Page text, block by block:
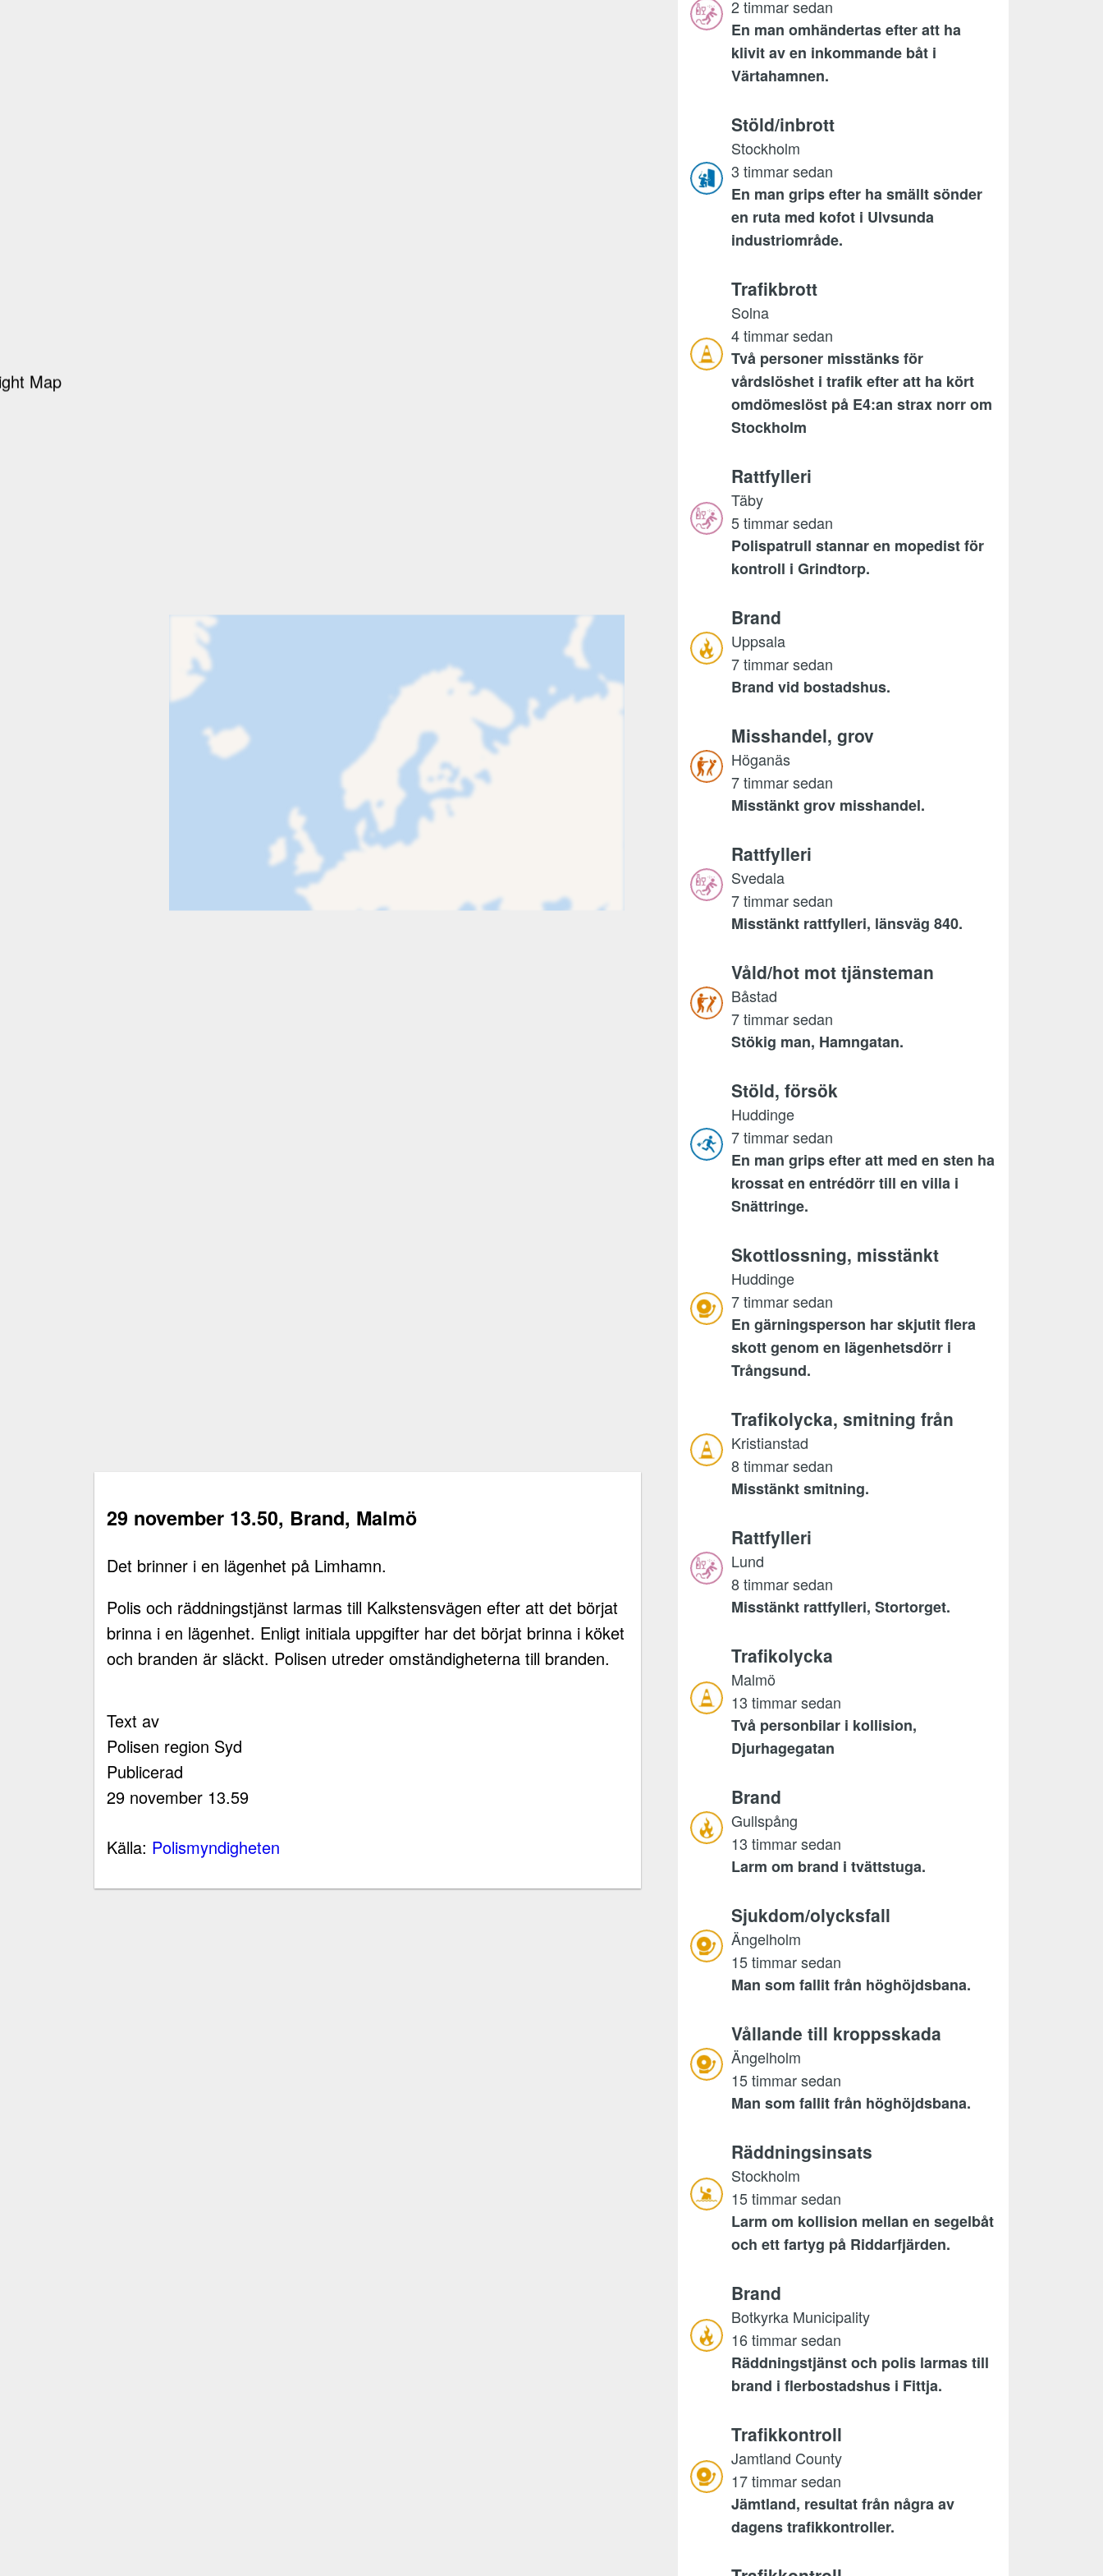
29 november 13.50, Brand, Malmö
Det brinner i en lägenhet på Limhamn.
Polis och räddningstjänst larmas till Kalkstensvägen efter att det börjat
brinna i en lägenhet. Enligt initiala uppgifter har det börjat brinna i köket
och branden är släckt. Polisen utreder omständigheterna till branden.
Text av
Polisen region Syd
Publicerad
29 november 13.59
Källa: Polismyndigheten
2 timmar sedan
En man omhändertas efter att ha
klivit av en inkommande båt i
Värtahamnen.
Stöld/inbrott
Stockholm
3 timmar sedan
En man grips efter ha smällt sönder
en ruta med kofot i Ulvsunda
industriområde.
Trafikbrott
Solna
4 timmar sedan
Två personer misstänks för
vårdslöshet i trafik efter att ha kört
omdömeslöst på E4:an strax norr om
Stockholm
Rattfylleri
Täby
5 timmar sedan
Polispatrull stannar en mopedist för
kontroll i Grindtorp.
Brand
Uppsala
7 timmar sedan
Brand vid bostadshus.
Misshandel, grov
Höganäs
7 timmar sedan
Misstänkt grov misshandel.
Rattfylleri
Svedala
7 timmar sedan
Misstänkt rattfylleri, länsväg 840.
Våld/hot mot tjänsteman
Båstad
7 timmar sedan
Stökig man, Hamngatan.
Stöld, försök
Huddinge
7 timmar sedan
En man grips efter att med en sten ha
krossat en entrédörr till en villa i
Snättringe.
Skottlossning, misstänkt
Huddinge
7 timmar sedan
En gärningsperson har skjutit flera
skott genom en lägenhetsdörr i
Trångsund.
Trafikolycka, smitning från
Kristianstad
8 timmar sedan
Misstänkt smitning.
Rattfylleri
Lund
8 timmar sedan
Misstänkt rattfylleri, Stortorget.
Trafikolycka
Malmö
13 timmar sedan
Två personbilar i kollision,
Djurhagegatan
Brand
Gullspång
13 timmar sedan
Larm om brand i tvättstuga.
Sjukdom/olycksfall
Ängelholm
15 timmar sedan
Man som fallit från höghöjdsbana.
Vållande till kroppsskada
Ängelholm
15 timmar sedan
Man som fallit från höghöjdsbana.
Räddningsinsats
Stockholm
15 timmar sedan
Larm om kollision mellan en segelbåt
och ett fartyg på Riddarfjärden.
Brand
Botkyrka Municipality
16 timmar sedan
Räddningstjänst och polis larmas till
brand i flerbostadshus i Fittja.
Trafikkontroll
Jamtland County
17 timmar sedan
Jämtland, resultat från några av
dagens trafikkontroller.